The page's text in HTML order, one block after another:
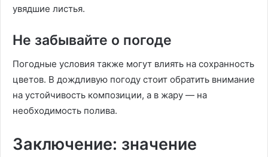
увядшие листья.
Не забывайте о погоде
Погодные условия также могут влиять на сохранность
цветов. В дождливую погоду стоит обратить внимание
на устойчивость композиции, а в жару — на
необходимость полива.
Заключение: значение